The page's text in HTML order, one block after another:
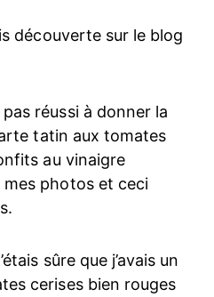
découverte sur le blog
pas réussi à donner la
tatin aux tomates
au vinaigre
mes photos et ceci
sûre que j’avais un
cerises bien rouges